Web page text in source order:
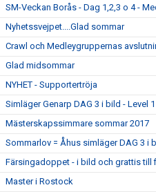
SM-Veckan Borås - Dag 1,2,3 o 4 -
Nyhetssvejpet....Glad sommar
Crawl och Medleygruppernas
Glad midsommar
NYHET - Supportertröja
Simläger Genarp DAG 3 i bild - Level
Mästerskapssimmare sommar 2017
Sommarlov = Åhus simläger DAG 3 i
Färsingadoppet - i bild och grattis till
Master i Rostock